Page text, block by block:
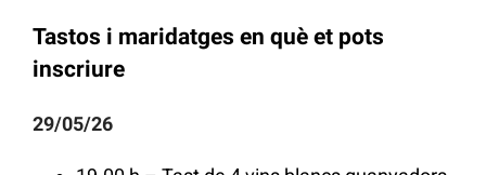
Tastos i maridatges en què et pots
inscriure
29/05/26